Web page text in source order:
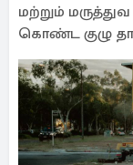
மற்றும்
கொண்ட குழு